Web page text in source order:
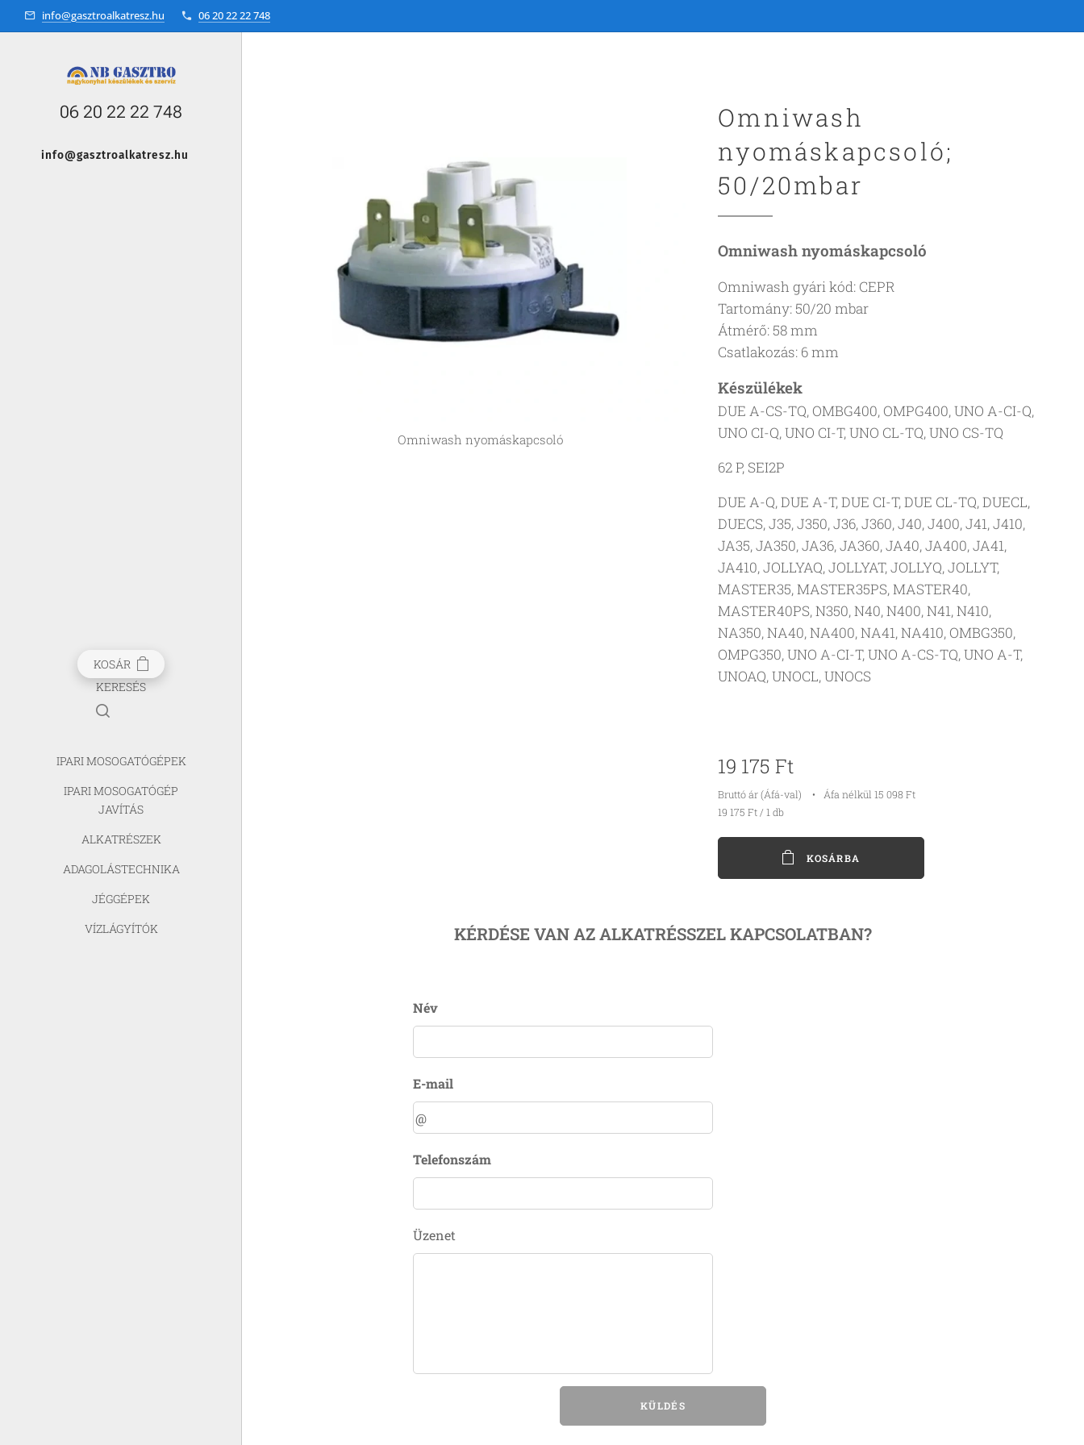
info@gasztroalkatresz.hu 06 20 22 22 748
06 20 22 22 748
info@gasztroalkatresz.hu
KOSÁR
KERESÉS
IPARI MOSOGATÓGÉPEK
IPARI MOSOGATÓGÉP
JAVÍTÁS
ALKATRÉSZEK
ADAGOLÁSTECHNIKA
JÉGGÉPEK
VÍZLÁGYÍTÓK
Omniwash
nyomáskapcsoló;
50/20mbar
Omniwash nyomáskapcsoló
Omniwash nyomáskapcsoló
Omniwash gyári kód: CEPR
Tartomány: 50/20 mbar
Átmérő: 58 mm
Csatlakozás: 6 mm
Készülékek
DUE A-CS-TQ, OMBG400, OMPG400, UNO A-CI-Q,
UNO CI-Q, UNO CI-T, UNO CL-TQ, UNO CS-TQ
62 P, SEI2P
DUE A-Q, DUE A-T, DUE CI-T, DUE CL-TQ, DUECL,
DUECS, J35, J350, J36, J360, J40, J400, J41, J410,
JA35, JA350, JA36, JA360, JA40, JA400, JA41,
JA410, JOLLYAQ, JOLLYAT, JOLLYQ, JOLLYT,
MASTER35, MASTER35PS, MASTER40,
MASTER40PS, N350, N40, N400, N41, N410,
NA350, NA40, NA400, NA41, NA410, OMBG350,
OMPG350, UNO A-CI-T, UNO A-CS-TQ, UNO A-T,
UNOAQ, UNOCL, UNOCS
19 175 Ft
Bruttó ár (Áfá-val)
Áfa nélkül 15 098 Ft
19 175 Ft / 1 db
KOSÁRBA
KÉRDÉSE VAN AZ ALKATRÉSSZEL KAPCSOLATBAN?
Név
E-mail
Telefonszám
Üzenet
KÜLDÉS